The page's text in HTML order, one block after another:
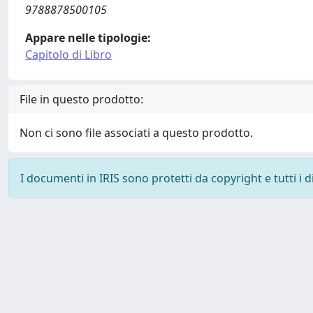
9788878500105
Appare nelle tipologie:
Capitolo di Libro
File in questo prodotto:
Non ci sono file associati a questo prodotto.
I documenti in IRIS sono protetti da copyright e tutti i